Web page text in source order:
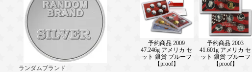
ランダムブランド
予約商品 2009
47.246g アメリカ セ
ット 銀貨 プルーフ
【proof】
予約商品 2003
41.601g アメリカ セ
ット 銀貨 プルーフ
【proof】